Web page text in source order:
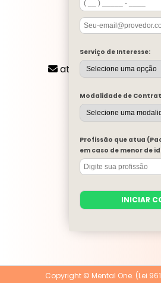
(11) 2424-
MENU
A MENTAL
SERVIÇOS
BLOG
MENTAL ONE NA
TRABALHE
PARA
CONTATO
CATEGORIAS
Copyright © Mental One. (Lei
Serviço de Interesse:
Modalidade de
Profissão que atua
em caso de menor de
INICIAR